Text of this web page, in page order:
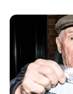
URL bzw. Link
Kurztext zum